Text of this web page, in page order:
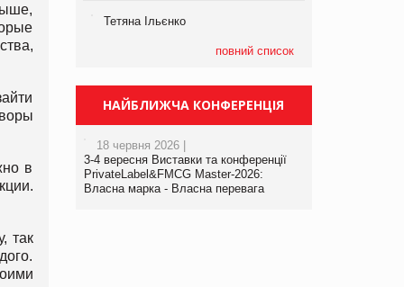
в
так
Тетяна Ільєнко
повний список
НАЙБЛИЖЧА КОНФЕРЕНЦІЯ
18 червня 2026 |
3-4 вересня Виставки та конференції
PrivateLabel&FMCG Master-2026:
Власна марка - Власна перевага